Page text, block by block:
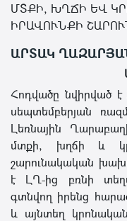
ՄՏՔԻ, ԽՂՃԻ ԵՎ
ԻՐԱՎՈՒՆՔԻ
ԱՐՏԱԿ
Հոդվածը նվիրված
սեպտեմբերյան
Լեռնային
մտքի, խղճի և
շարունակական
է ԼՂ-ից բռնի
գտնվող իրենց
և այնտեղ